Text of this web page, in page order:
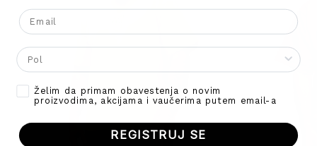
Email
Gender
Opt-inŽelim da primam obavestenja o novim
proizvodima, akcijama i vaučerima putem email-a
REGISTRUJ SE